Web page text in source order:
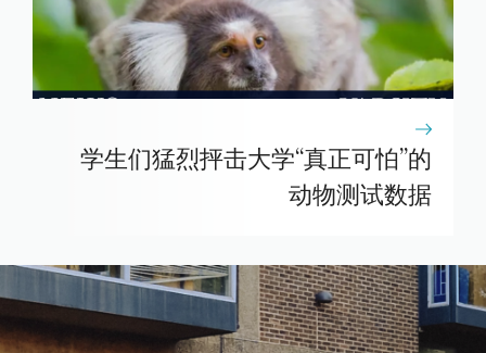
学生们猛烈抨击大学“真正可怕”的
动物测试数据